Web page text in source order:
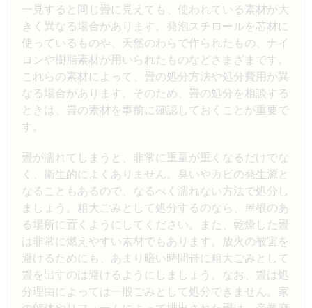
一見すると同じ畳に見えても、使われている素材が大
きく異なる場合があります。発泡スチロールを芯材に
使っているものや、天然のわらで作られたもの、ナイ
ロンや樹脂素材が用いられたものなどさまざまです。
これらの素材によって、畳の処分方法や処分費用が異
なる場合があります。そのため、畳の処分を相談する
ときは、畳の素材を事前に確認しておくことが重要で
す。
畳が濡れてしまうと、非常に重量が重くなるだけでな
く、衛生的によくありません。臭いやカビの発生源と
なることもあるので、なるべく濡れない方法で処分し
ましょう。粗大ごみとして処分するのなら、屋根のあ
る場所に置くようにしてください。また、乾燥した畳
は非常に燃えやすい素材でもあります。放火の被害を
避けるためにも、あまり暗い時間帯に粗大ごみとして
畳を出すのは避けるようにしましょう。なお、畳は処
分理由によっては一般ごみとして処分できません。家